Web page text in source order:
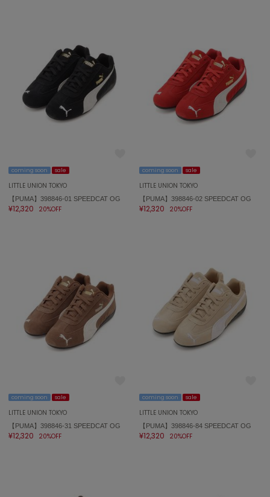
coming soon sale
LITTLE UNION TOKYO
【PUMA】398846-01 SPEEDCAT OG
¥12,320 20%OFF
coming soon sale
LITTLE UNION TOKYO
【PUMA】398846-02 SPEEDCAT OG
¥12,320 20%OFF
coming soon sale
LITTLE UNION TOKYO
【PUMA】398846-31 SPEEDCAT OG
¥12,320 20%OFF
coming soon sale
LITTLE UNION TOKYO
【PUMA】398846-84 SPEEDCAT OG
¥12,320 20%OFF